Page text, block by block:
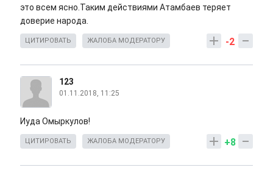
это всем ясно.Таким действиями Атамбаев теряет
доверие народа.
-2
ЦИТИРОВАТЬ ЖАЛОБА МОДЕРАТОРУ
123
01.11.2018, 11:25
Иуда Омыркулов!
+8
ЦИТИРОВАТЬ ЖАЛОБА МОДЕРАТОРУ